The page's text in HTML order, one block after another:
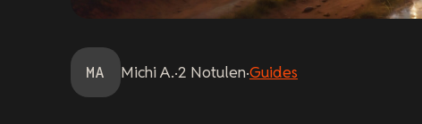
MA MichiA.·2 Notulen·Guides